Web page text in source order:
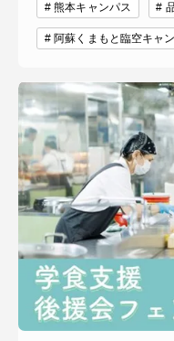
熊本キャンパス
阿蘇くまもと臨空キャ